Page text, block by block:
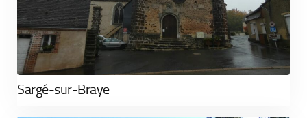
Sargé-sur-Braye